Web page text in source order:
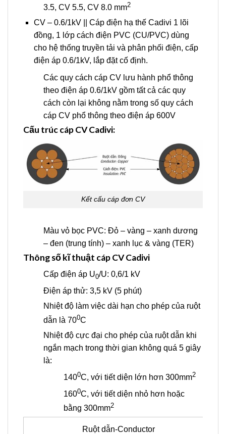
3.5, CV 5.5, CV 8.0 mm2
CV – 0.6/1kV || Cáp điện hạ thế Cadivi 1 lõi
đồng, 1 lớp cách điện PVC (CU/PVC) dùng
cho hệ thống truyền tải và phân phối điện, cấp
điện áp 0.6/1kV, lắp đặt cố định.
Các quy cách cáp CV lưu hành phổ thông
theo điện áp 0.6/1kV gồm tất cả các quy
cách còn lại không nằm trong số quy cách
cáp CV phổ thông theo điện áp 600V
Cấu trúc cáp CV Cadivi:
Kết cấu cáp đơn CV
Màu vỏ bọc PVC: Đỏ – vàng – xanh dương
– đen (trung tính) – xanh lục & vàng (TER)
Thông số kĩ thuật cáp CV Cadivi
Cấp điện áp U0/U: 0,6/1 kV
Điện áp thử: 3,5 kV (5 phút)
Nhiệt độ làm việc dài hạn cho phép của ruột
dẫn là 700C
Nhiệt độ cực đại cho phép của ruột dẫn khi
ngắn mạch trong thời gian không quá 5 giây
là:
1400C, với tiết diện lớn hơn 300mm2
1600C, với tiết diện nhỏ hơn hoặc
bằng 300mm2
Ruột dẫn-Conductor